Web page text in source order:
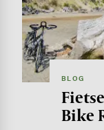
BLOG
Bike